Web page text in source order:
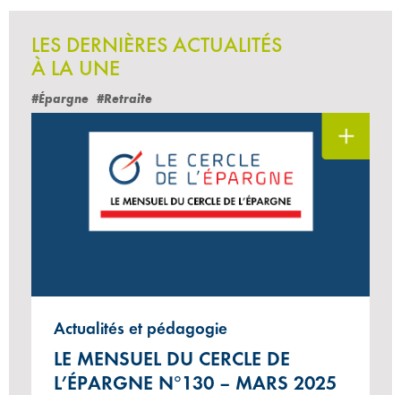
LES DERNIÈRES ACTUALITÉS
À LA UNE
#Épargne #Retraite
Actualités et pédagogie
LE MENSUEL DU CERCLE DE
L’ÉPARGNE N°130 – MARS 2025